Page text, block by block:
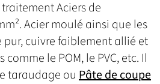
Aciers de
Acier moulé ainsi que les
cuivre faiblement allié et
le POM, le PVC, etc. Il
taraudage ou Pâte de coupe